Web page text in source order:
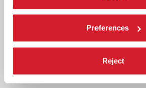
Preferences
Reject